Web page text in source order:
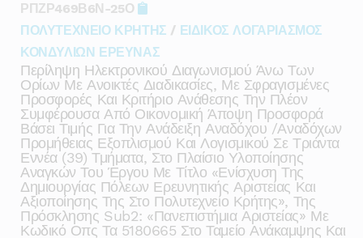
ΡΠΖΡ469Β6Ν-25Ο
ΠΟΛΥΤΕΧΝΕΙΟ ΚΡΗΤΗΣ / ΕΙΔΙΚΟΣ ΛΟΓΑΡΙΑΣΜΟΣ
ΚΟΝΔΥΛΙΩΝ ΕΡΕΥΝΑΣ
Περίληψη Ηλεκτρονικού Διαγωνισμού Άνω Των
Ορίων Με Ανοικτές Διαδικασίες, Με Σφραγισμένες
Προσφορές Και Κριτήριο Ανάθεσης Την Πλέον
Συμφέρουσα Από Οικονομική Άποψη Προσφορά
Βάσει Τιμής Για Την Ανάδειξη Αναδόχου /αναδόχων
Προμήθειας Εξοπλισμού Και Λογισμικού Σε Τριάντα
Εννέα (39) Τμήματα, Στο Πλαίσιο Υλοποίησης
Αναγκών Του Έργου Με Τίτλο «ενίσχυση Της
Δημιουργίας Πόλεων Ερευνητικής Αριστείας Και
Αξιοποίησης Της Στο Πολυτεχνείο Κρήτης», Της
Πρόσκλησης Sub2: «πανεπιστήμια Αριστείας» Με
Κωδικό Οπς Τα 5180665 Στο Ταμείο Ανάκαμψης Και